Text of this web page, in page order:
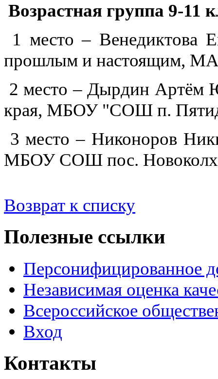
Возрастная группа 9-11
1 место – Венедиктова
прошлым и настоящим,
2 место – Дырдин Артём
края, МБОУ "CОШ п.
3 место – Никоноров
МБОУ СОШ пос.
Возврат к списку
Полезные ссылки
Персонифицированное
Независимая оценка
Всероссийское
Вход
Контакты